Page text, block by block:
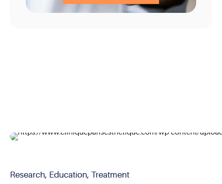
Research, Education, Treatment